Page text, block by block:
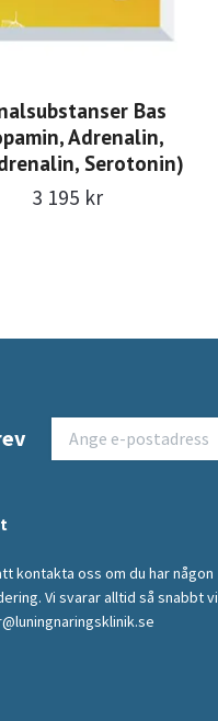
Bas
Adrenalin,
Serotonin)
3 195 kr
kontakta oss om du har någon
Vi svarar alltid så snabbt vi